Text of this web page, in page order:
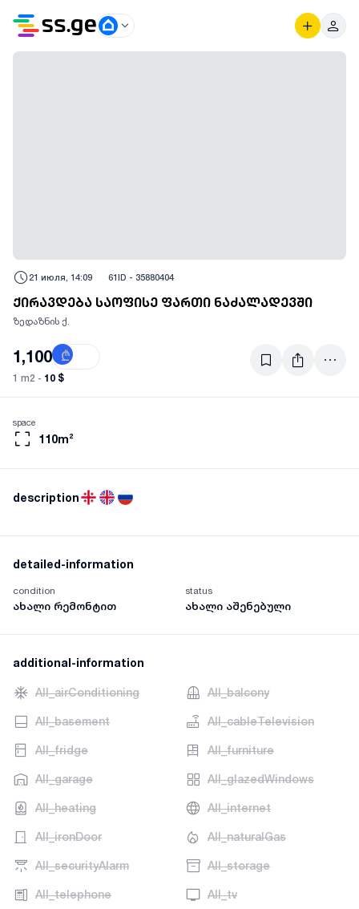
21 июля, 14:09 61ID - 35880404
ქირავდება საოფისე ფართი ნაძალადევში
ზედაზნის ქ.
1,100 ₾
1 m2 - 10 $
110m²
space
description
detailed-information
condition
ახალი რემონტით
status
ახალი აშენებული
additional-information
AII_airConditioning AII_balcony
AII_basement AII_cableTelevision
AII_fridge AII_furniture
AII_garage AII_glazedWindows
AII_heating AII_internet
AII_ironDoor AII_naturalGas
AII_securityAlarm AII_storage
AII_telephone AII_tv